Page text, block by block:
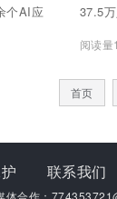
个AI应
现AI替
37.5
亡、1
阅读
首页
联系我们
体合作：